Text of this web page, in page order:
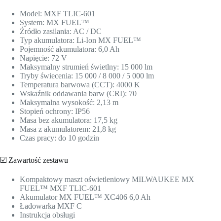
Model: MXF TLIC-601
System: MX FUEL™
Źródło zasilania: AC / DC
Typ akumulatora: Li-Ion MX FUEL™
Pojemność akumulatora: 6,0 Ah
Napięcie: 72 V
Maksymalny strumień świetlny: 15 000 lm
Tryby świecenia: 15 000 / 8 000 / 5 000 lm
Temperatura barwowa (CCT): 4000 K
Wskaźnik oddawania barw (CRI): 70
Maksymalna wysokość: 2,13 m
Stopień ochrony: IP56
Masa bez akumulatora: 17,5 kg
Masa z akumulatorem: 21,8 kg
Czas pracy: do 10 godzin
☑️ Zawartość zestawu
Kompaktowy maszt oświetleniowy MILWAUKEE MX
FUEL™ MXF TLIC-601
Akumulator MX FUEL™ XC406 6,0 Ah
Ładowarka MXF C
Instrukcja obsługi